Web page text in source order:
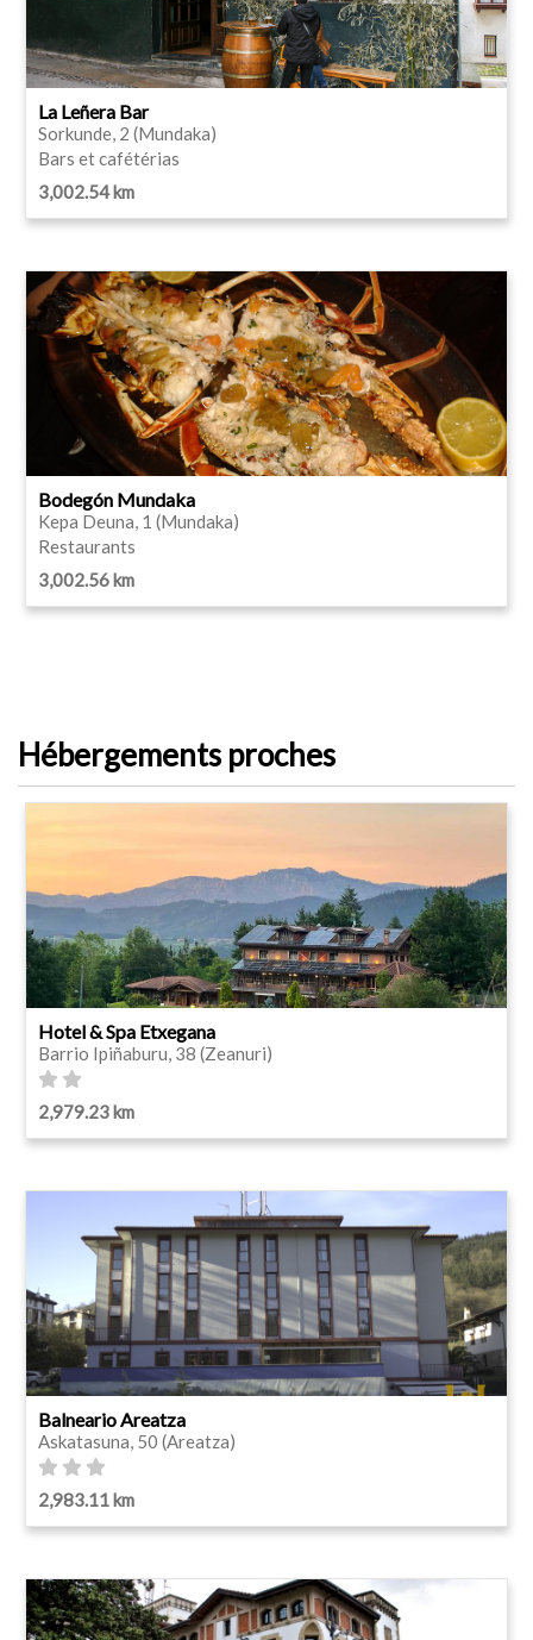
La Leñera Bar
Sorkunde, 2 (Mundaka)
Bars et cafétérias
3,002.54 km
Bodegón Mundaka
Kepa Deuna, 1 (Mundaka)
Restaurants
3,002.56 km
Hébergements proches
Hotel & Spa Etxegana
Barrio Ipiñaburu, 38 (Zeanuri)
2,979.23 km
Balneario Areatza
Askatasuna, 50 (Areatza)
2,983.11 km